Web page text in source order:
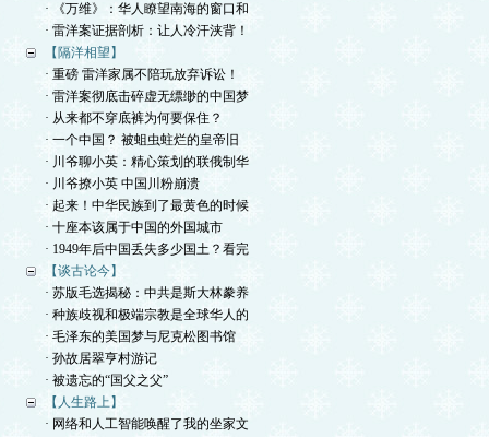
· 《万维》：华人瞭望南海的窗口和
· 雷洋案证据剖析：让人冷汗浃背！
【隔洋相望】
· 重磅 雷洋家属不陪玩放弃诉讼！
· 雷洋案彻底击碎虚无缥缈的中国梦
· 从来都不穿底裤为何要保住？
· 一个中国？ 被蛆虫蛀烂的皇帝旧
· 川爷聊小英：精心策划的联俄制华
· 川爷撩小英 中国川粉崩溃
· 起来！中华民族到了最黄色的时候
· 十座本该属于中国的外国城市
· 1949年后中国丢失多少国土？看完
【谈古论今】
· 苏版毛选揭秘：中共是斯大林豢养
· 种族歧视和极端宗教是全球华人的
· 毛泽东的美国梦与尼克松图书馆
· 孙故居翠亨村游记
· 被遗忘的“国父之父”
【人生路上】
· 网络和人工智能唤醒了我的坐家文